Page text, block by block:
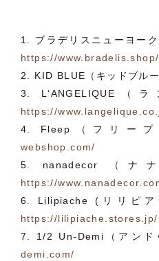
1. ブラデリスニューヨー
https://www.bradelis.shop/
2. KID BLUE（キッドブル
3. L‘ANGELIQUE
https://
4. Fleep（フリー
webshop.com/
5. nanadecor （
https://
6. Lilipiache (リリピ
https://lilipiache.stores.jp/
7. 1/2 Un-Demi（アン
demi.com/